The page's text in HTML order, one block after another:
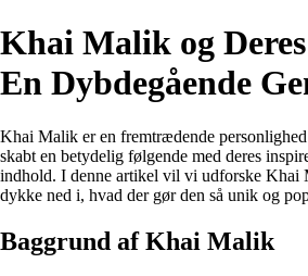
Khai Malik og
En Dybdegående
Khai Malik er en fremtrædende
skabt en betydelig følgende med deres
indhold. I denne artikel vil vi udforske Khai
dykke ned i, hvad der gør den så unik og
Baggrund af Khai Malik